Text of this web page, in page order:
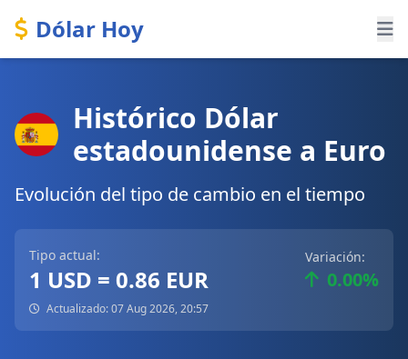
Dólar Hoy
Histórico Dólar
estadounidense a Euro
Evolución del tipo de cambio en el tiempo
Tipo actual:
1 USD = 0.86 EUR
Variación:
0.00%
Actualizado: 07 Aug 2026, 20:57